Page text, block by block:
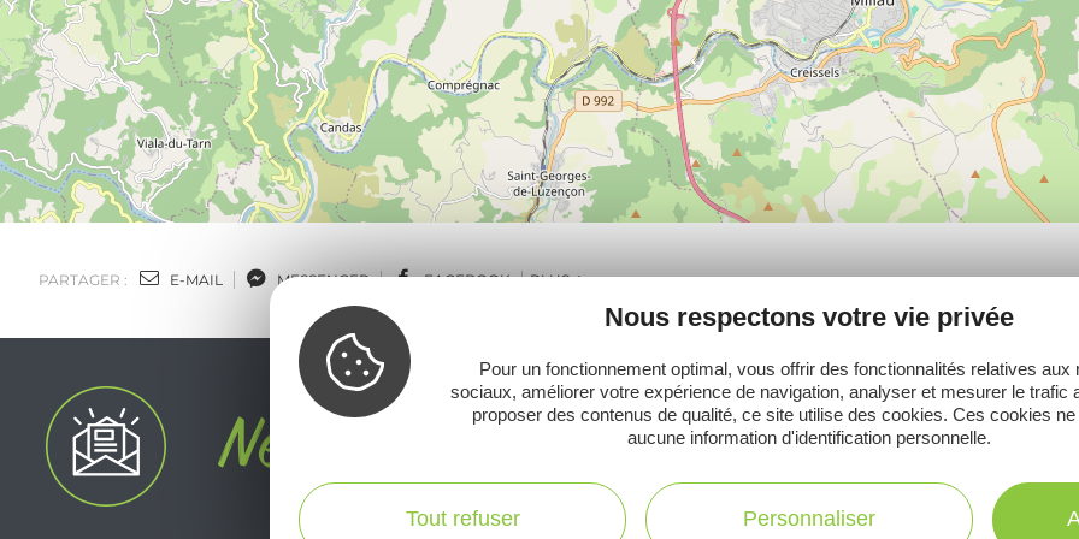
PARTAGER : E-MAIL MESSENGER FACEBOOK PLUS
Ne manquez pas notre newsletter mensuelle
Nous respectons votre vie privée
Pour un fonctionnement optimal, vous offrir des fonctionnalités relatives aux
sociaux, améliorer votre expérience de navigation, analyser et mesurer le trafic
proposer des contenus de qualité, ce site utilise des cookies. Ces cookies
aucune information d'identification personnelle.
Tout refuser Personnaliser